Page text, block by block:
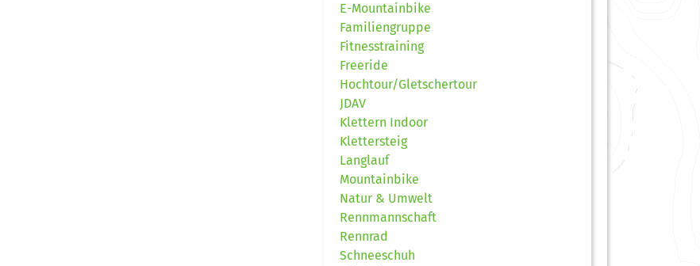
E-Mountainbike
Familiengruppe
Fitnesstraining
Freeride
Hochtour/Gletschertour
JDAV
Klettern Indoor
Klettersteig
Langlauf
Mountainbike
Natur & Umwelt
Rennmannschaft
Rennrad
Schneeschuh